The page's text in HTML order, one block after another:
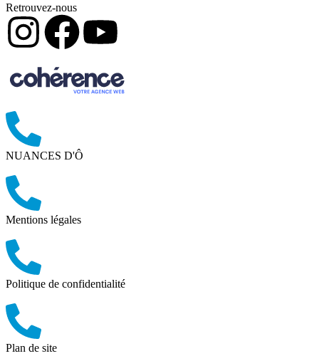
Retrouvez-nous
NUANCES D'Ô
Mentions légales
Politique de confidentialité
Plan de site